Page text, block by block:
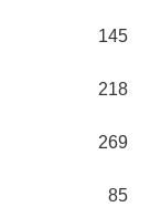
145
218
269
85